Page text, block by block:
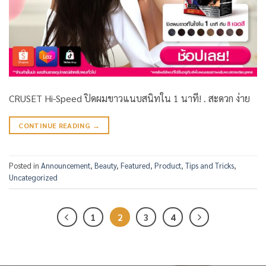
CRUSET Hi-Speed ปิดผมขาวแนบสนิทใน 1 นาที! . สะดวก ง่าย
CONTINUE READING →
Posted in Announcement, Beauty, Featured, Product, Tips and Tricks,
Uncategorized
1 2 3 4